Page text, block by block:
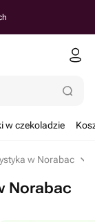
w czekoladzie
w Norabac
Norabac